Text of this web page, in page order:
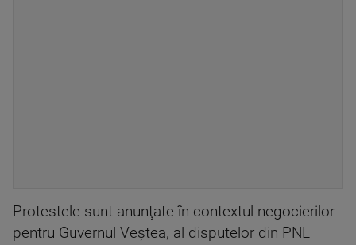
Protestele sunt anunţate în contextul negocierilor
pentru Guvernul Veştea, al disputelor din PNL